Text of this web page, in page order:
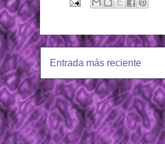
Entrada más reciente